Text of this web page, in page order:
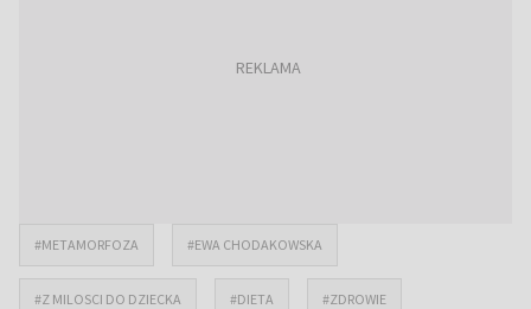
#METAMORFOZA #EWA CHODAKOWSKA
#Z MILOSCI DO DZIECKA #DIETA #ZDROWIE